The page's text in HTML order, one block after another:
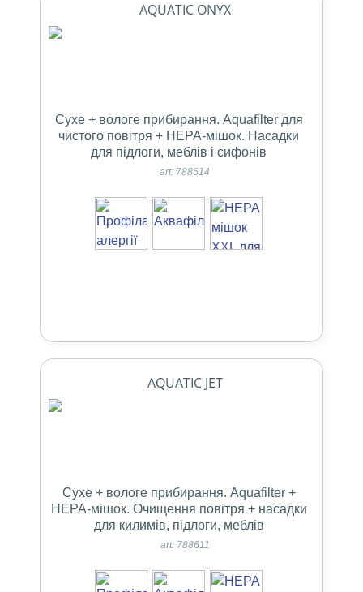
AQUATIC ONYX
Сухе + вологе прибирання. Aquafilter для
чистого повітря + НЕРА-мішок. Насадки
для підлоги, меблів і сифонів
art: 788614
AQUATIC JET
Сухе + вологе прибирання. Aquafilter +
НЕРА-мішок. Очищення повітря + насадки
для килимів, підлоги, меблів
art: 788611